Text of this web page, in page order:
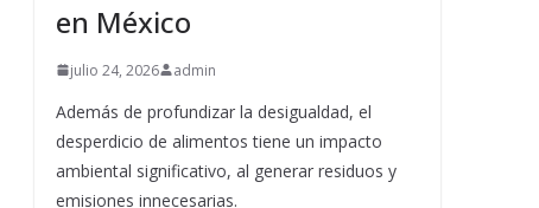
en México
julio 24, 2026 admin
Además de profundizar la desigualdad, el
desperdicio de alimentos tiene un impacto
ambiental significativo, al generar residuos y
emisiones innecesarias.